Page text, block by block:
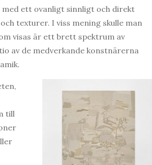
ett ovanligt sinnligt och direkt
texturer. I viss mening skulle man
visas är ett brett spektrum av
av de medverkande konstnärerna
till